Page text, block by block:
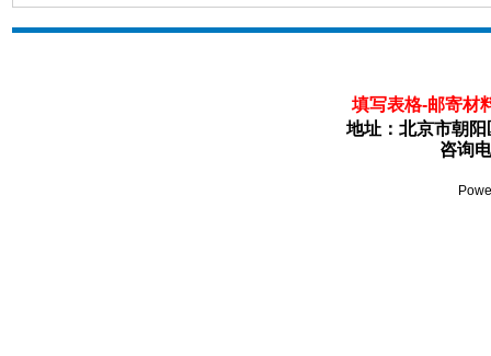
填写表格-邮寄材
地址：北京市朝
咨询